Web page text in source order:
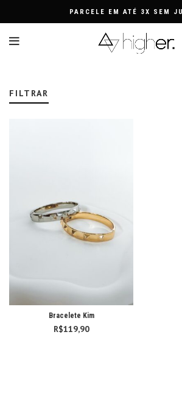
PARCELE EM ATÉ 3X SEM
PULSEIRA DE LUXO
FILTRAR
Bracelete Kim
R$119,90